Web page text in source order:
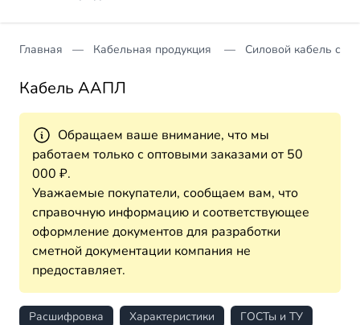
Главная Кабельная продукция Силовой кабель с
Кабель ААПЛ
Обращаем ваше внимание, что мы
работаем только с оптовыми заказами от 50
000 ₽.
Уважаемые покупатели, сообщаем вам, что
справочную информацию и соответствующее
оформление документов для разработки
сметной документации компания не
предоставляет.
Расшифровка Характеристики ГОСТы и ТУ